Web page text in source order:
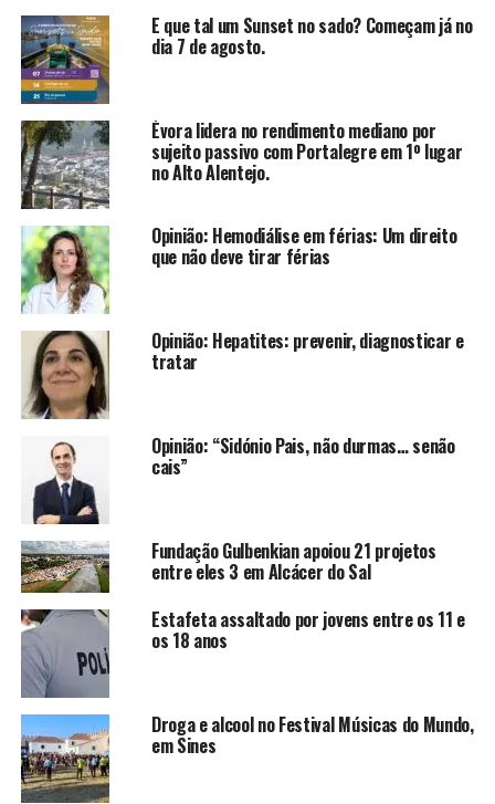
E que tal um Sunset no sado? Começam já no
dia 7 de agosto.
Évora lidera no rendimento mediano por
sujeito passivo com Portalegre em 1º lugar
no Alto Alentejo.
Opinião: Hemodiálise em férias: Um direito
que não deve tirar férias
Opinião: Hepatites: prevenir, diagnosticar e
tratar
Opinião: “Sidónio Pais, não durmas… senão
cais”
Fundação Gulbenkian apoiou 21 projetos
entre eles 3 em Alcácer do Sal
Estafeta assaltado por jovens entre os 11 e
os 18 anos
Droga e alcool no Festival Músicas do Mundo,
em Sines